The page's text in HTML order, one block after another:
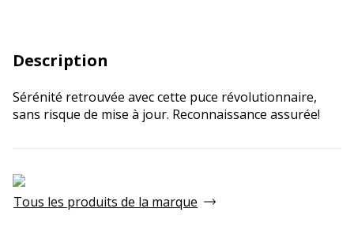
Description
Sérénité retrouvée avec cette puce révolutionnaire,
sans risque de mise à jour. Reconnaissance assurée!
Tous les produits de la marque